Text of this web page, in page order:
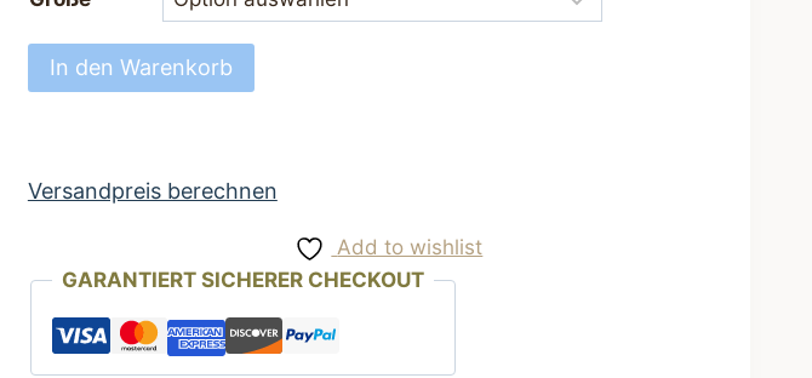
Hundehalstuch
Halstuch
für
mit
Anker
Motiv
In den Warenkorb
Versandpreis berechnen
Add to wishlist
GARANTIERT SICHERER CHECKOUT